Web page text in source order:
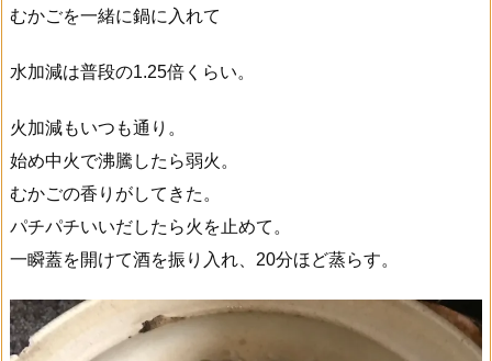
むかごを一緒に鍋に入れて
水加減は普段の1.25倍くらい。
火加減もいつも通り。
始め中火で沸騰したら弱火。
むかごの香りがしてきた。
パチパチいいだしたら火を止めて。
一瞬蓋を開けて酒を振り入れ、20分ほど蒸らす。